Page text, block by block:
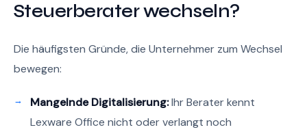
Steuerberater wechseln?
Die häufigsten Gründe, die Unternehmer zum Wechsel
bewegen:
Mangelnde Digitalisierung:Ihr Berater kennt
Lexware Office nicht oder verlangt noch